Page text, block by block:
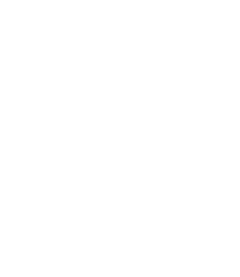
) - montiert
auf Anfrage ) - inkl. 3
cm Innenhöhe SP-Line -